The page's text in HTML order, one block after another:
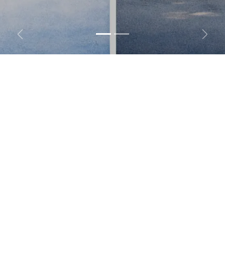
Previous Next